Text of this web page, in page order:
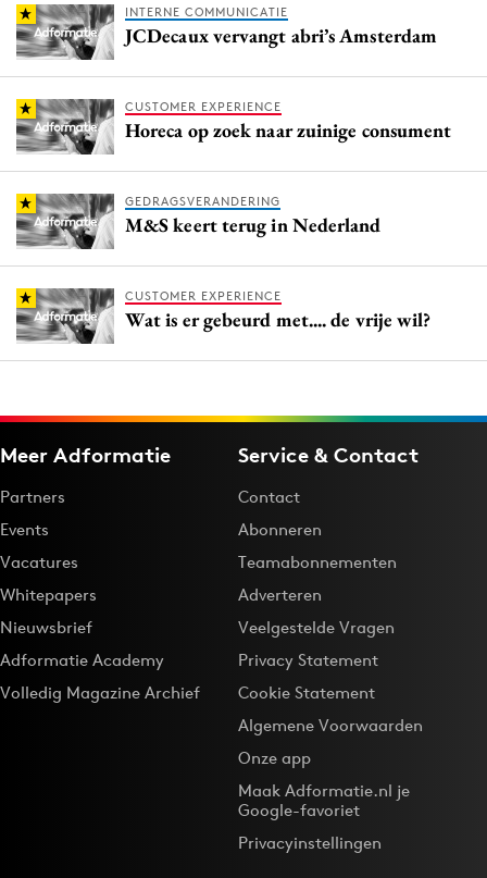
INTERNE COMMUNICATIE
JCDecaux vervangt abri’s Amsterdam
CUSTOMER EXPERIENCE
Horeca op zoek naar zuinige consument
GEDRAGSVERANDERING
M&S keert terug in Nederland
CUSTOMER EXPERIENCE
Wat is er gebeurd met.... de vrije wil?
Meer Adformatie
Partners
Events
Vacatures
Whitepapers
Nieuwsbrief
Adformatie Academy
Volledig Magazine Archief
Service & Contact
Contact
Abonneren
Teamabonnementen
Adverteren
Veelgestelde Vragen
Privacy Statement
Cookie Statement
Algemene Voorwaarden
Onze app
Maak Adformatie.nl je
Google-favoriet
Privacyinstellingen